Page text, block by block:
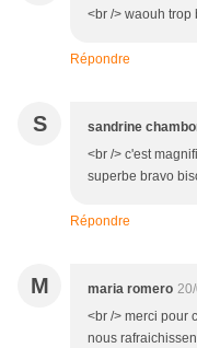
<br /> waouh trop
Répondre
S sandrine
<br /> c'est
superbe bravo
Répondre
M maria romero
<br /> merci pour
nous